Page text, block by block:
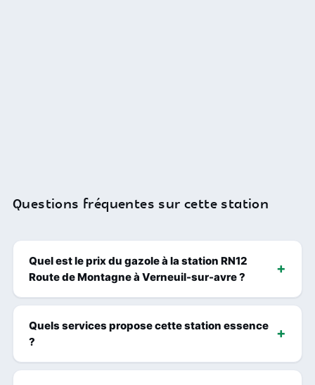
Questions fréquentes sur cette station
Quel est le prix du gazole à la station RN12
Route de Montagne à Verneuil-sur-avre ?
Quels services propose cette station essence
?